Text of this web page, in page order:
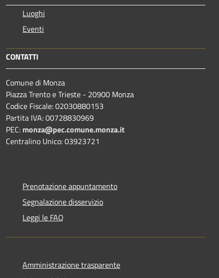
Luoghi
Eventi
CONTATTI
Comune di Monza
Piazza Trento e Trieste - 20900 Monza
Codice Fiscale: 02030880153
Partita IVA: 00728830969
PEC: monza@pec.comune.monza.it
Centralino Unico: 03923721
Prenotazione appuntamento
Segnalazione disservizio
Leggi le FAQ
Amministrazione trasparente